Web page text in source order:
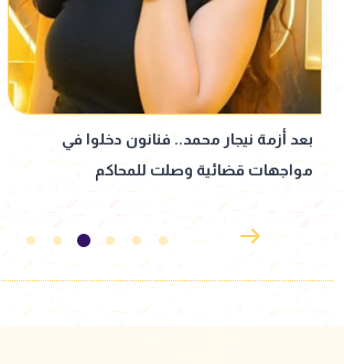
نيجار محمد: ممثل عرفني على المتهم
بالنصب.. وبعد الأزمة انسحب| خاص